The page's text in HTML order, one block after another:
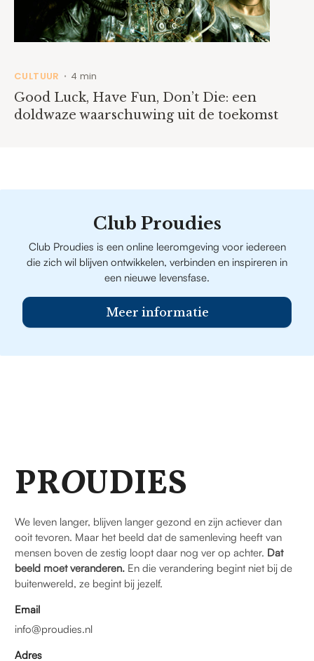
CULTUUR • 4 min
Good Luck, Have Fun, Don’t Die: een
doldwaze waarschuwing uit de toekomst
Club Proudies
Club Proudies is een online leeromgeving voor iedereen
die zich wil blijven ontwikkelen, verbinden en inspireren in
een nieuwe levensfase.
Meer informatie
PROUDIES
We leven langer, blijven langer gezond en zijn actiever dan
ooit tevoren. Maar het beeld dat de samenleving heeft van
mensen boven de zestig loopt daar nog ver op achter. Dat
beeld moet veranderen. En die verandering begint niet bij de
buitenwereld, ze begint bij jezelf.
Email
info@proudies.nl
Adres